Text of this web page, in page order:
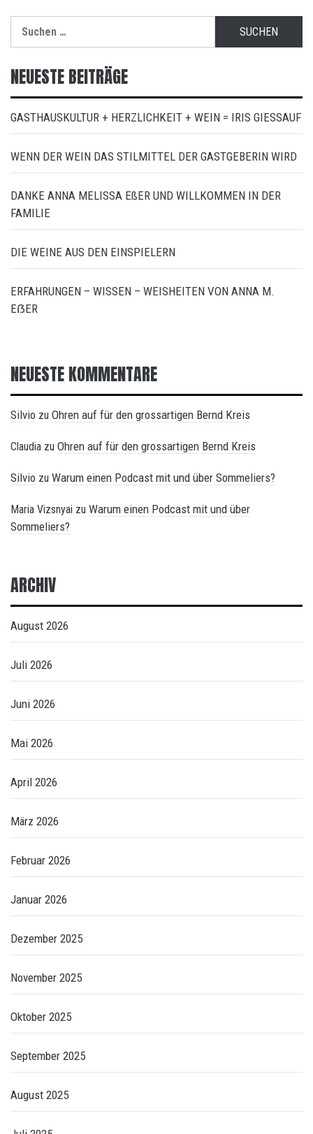
nach:
NEUESTE BEITRÄGE
GASTHAUSKULTUR + HERZLICHKEIT + WEIN = IRIS GIESSAUF
WENN DER WEIN DAS STILMITTEL DER GASTGEBERIN WIRD
DANKE ANNA MELISSA EßER UND WILLKOMMEN IN DER
FAMILIE
DIE WEINE AUS DEN EINSPIELERN
ERFAHRUNGEN – WISSEN – WEISHEITEN VON ANNA M.
EẞER
NEUESTE KOMMENTARE
Silvio zu Ohren auf für den grossartigen Bernd Kreis
Claudia zu Ohren auf für den grossartigen Bernd Kreis
Silvio zu Warum einen Podcast mit und über Sommeliers?
Maria Vizsnyai zu Warum einen Podcast mit und über
Sommeliers?
ARCHIV
August 2026
Juli 2026
Juni 2026
Mai 2026
April 2026
März 2026
Februar 2026
Januar 2026
Dezember 2025
November 2025
Oktober 2025
September 2025
August 2025